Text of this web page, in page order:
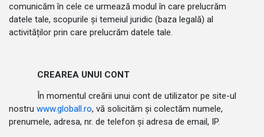
comunicăm în cele ce urmează modul în care prelucrăm
datele tale, scopurile și temeiul juridic (baza legală) al
activităților prin care prelucrăm datele tale.
CREAREA UNUI CONT
În momentul creării unui cont de utilizator pe site-ul
nostru www.globall.ro, vă solicităm și colectăm numele,
prenumele, adresa, nr. de telefon și adresa de email, IP.